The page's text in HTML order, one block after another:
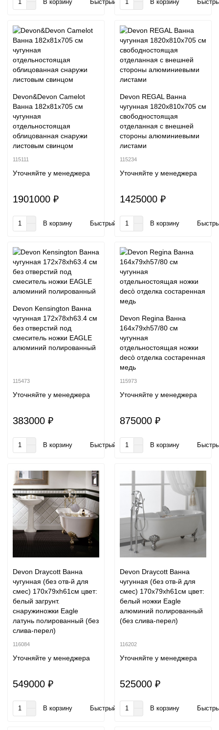
В корзину Быстрый заказ В корзину
Devon&Devon Camelot
Ванна 182х81х705 см
чугунная
отдельностоящая
облицованная снаружи
листовым свинцом
115111
Уточняйте у менеджера
1901000 ₽
В корзину Быстрый заказ
Devon REGAL Ванна
чугунная 1820х810х705 cм
свободностоящая
отделанная с внешней
стороны алюминиевыми
листами
115234
Уточняйте у менеджера
1425000 ₽
В корзину
Devon Kensington Ванна
чугунная 172х78хh63.4 см
без отверстий под
смеситель ножки EAGLE
алюминий полированный
115473
Уточняйте у менеджера
383000 ₽
В корзину Быстрый заказ
Devon Regina Ванна
164х79хh57/80 см
чугунная
отдельностоящая ножки
decò отделка состаренная
медь
115973
Уточняйте у менеджера
875000 ₽
В корзину
Devon Draycott Ванна
чугунная (без отв-й для
смес) 170х79хh61см цвет:
белый загрунт.
снаружиножки Eagle
латунь полированный (без
слива-перел)
116084
Уточняйте у менеджера
549000 ₽
В корзину Быстрый заказ
Devon Draycott Ванна
чугунная (без отв-й для
смес) 170х79хh61см цвет:
белый ножки Eagle
алюминий полированный
(без слива-перел)
116202
Уточняйте у менеджера
525000 ₽
В корзину